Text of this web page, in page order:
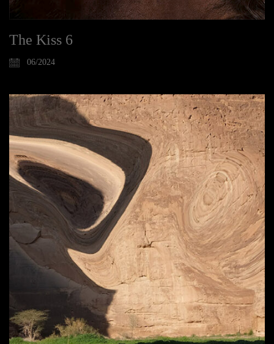
The Kiss 6
06/2024